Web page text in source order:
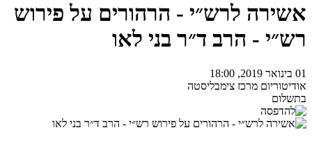
אשירה לרש״י - הרהורים על פירוש
רש״י - הרב ד״ר בני לאו
01 בינואר 2019, 18:00
אודיטוריום מרכז צימבליסטה
בתשלום